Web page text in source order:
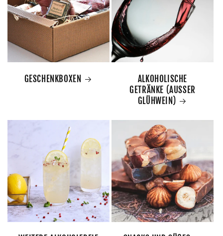
GESCHENKBOXEN
ALKOHOLISCHE
GETRÄNKE (AUSSER
GLÜHWEIN)